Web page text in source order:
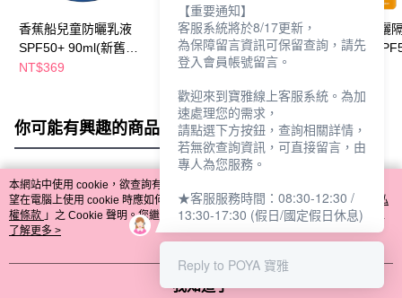
香蕉船兒童防曬乳液
SPF50+ 90ml(新舊包
裝隨機出貨)
NT$369
香蕉船兒童防曬噴霧
SPF50+ 170g(新舊包
裝隨機出貨)
NT$299
妮維雅清爽防曬
50ml-敏感肌
你可能有興趣的商品 全站排行
熱門標籤
本網站中使用 cookie，欲查詢有關本網站使用 cookie 方式之詳情，及若您不希
望在電腦上使用 cookie 時應如何變更電腦的 cookie 設定，請參閱本網站「
隱私
權條款 」之 Cookie 聲明。您繼續使用本網站即表示您同意本公司得按本網站使
用條款之 Cookie 聲明使用 cookie。
了解更多 >
我知道了
【重要通知】
客服系統將於8/17更新，
為保障留言資訊可保留查詢，請先
登入會員帳號留言。
歡迎來到寶雅線上客服系統。為加
速處理您的需求，
請點選下方按鈕，查詢相關詳情，
若無欲查詢資訊，可直接留言，由
專人為您服務。
★客服服務時間：08:30-12:30 /
13:30-17:30 (假日/國定假日休息)
Reply to POYA 寶雅